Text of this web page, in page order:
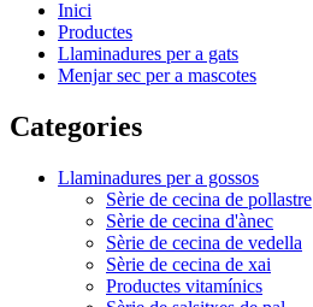
Inici
Productes
Llaminadures per a gats
Menjar sec per a mascotes
Categories
Llaminadures per a gossos
Sèrie de cecina de pollastre
Sèrie de cecina d'ànec
Sèrie de cecina de vedella
Sèrie de cecina de xai
Productes vitamínics